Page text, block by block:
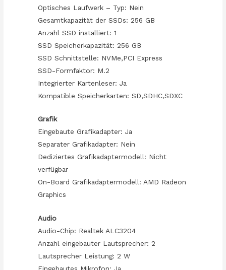
Optisches Laufwerk – Typ: Nein
Gesamtkapazität der SSDs: 256 GB
Anzahl SSD installiert: 1
SSD Speicherkapazität: 256 GB
SSD Schnittstelle: NVMe,PCI Express
SSD-Formfaktor: M.2
Integrierter Kartenleser: Ja
Kompatible Speicherkarten: SD,SDHC,SDXC
Grafik
Eingebaute Grafikadapter: Ja
Separater Grafikadapter: Nein
Dediziertes Grafikadaptermodell: Nicht
verfügbar
On-Board Grafikadaptermodell: AMD Radeon
Graphics
Audio
Audio-Chip: Realtek ALC3204
Anzahl eingebauter Lautsprecher: 2
Lautsprecher Leistung: 2 W